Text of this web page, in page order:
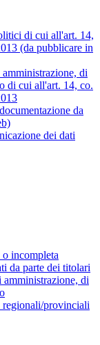
di cui all'art. 14,
(da pubblicare in
di
di cui all'art. 14, co.
da
dei dati
o incompleta
da parte dei titolari
di
provinciali